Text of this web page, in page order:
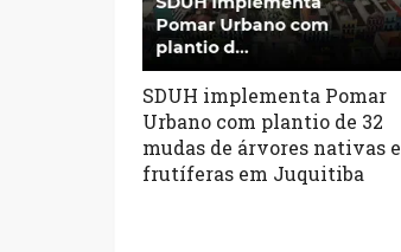
SDUH implementa Pomar
Urbano com plantio de 32
mudas de árvores nativas e
frutíferas em Juquitiba